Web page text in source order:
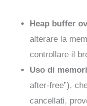
Heap buffer
alterare la
controllare il
Uso di
after-free”),
cancellati,